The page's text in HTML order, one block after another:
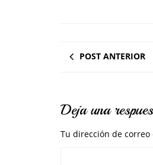
POST ANTERIOR
Deja una
Tu dirección de